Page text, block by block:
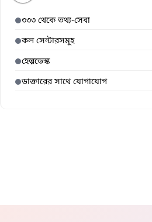
৩৩৩ থেকে তথ্য-সেবা
কল সেন্টারসমূহ
হেল্পডেস্ক
ডাক্তারের সাথে যোগাযোগ